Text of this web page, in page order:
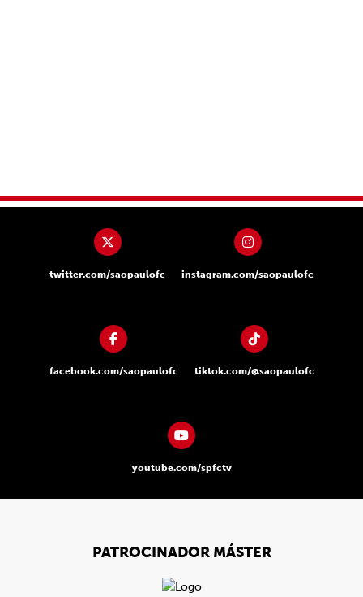
twitter.com/saopaulofc instagram.com/saopaulofc
facebook.com/saopaulofc tiktok.com/@saopaulofc
youtube.com/spfctv
PATROCINADOR MÁSTER